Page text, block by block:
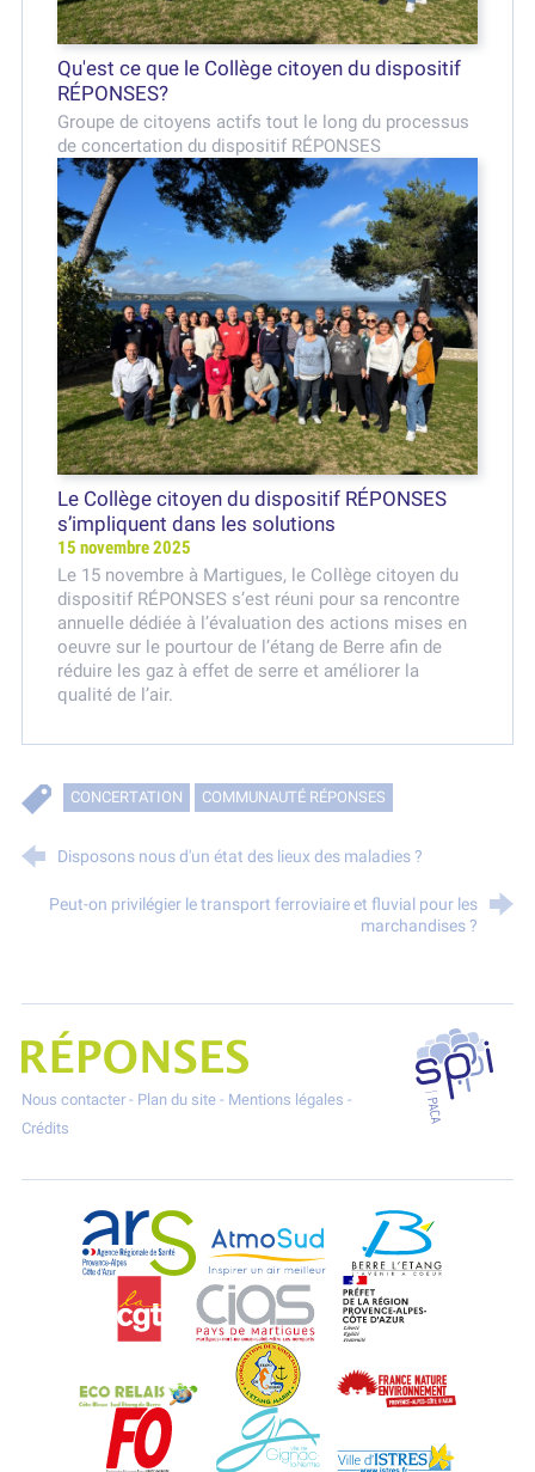
Qu'est ce que le Collège citoyen du dispositif
RÉPONSES?
Groupe de citoyens actifs tout le long du processus
de concertation du dispositif RÉPONSES
Le Collège citoyen du dispositif RÉPONSES
s’impliquent dans les solutions
15 novembre 2025
Le 15 novembre à Martigues, le Collège citoyen du
dispositif RÉPONSES s’est réuni pour sa rencontre
annuelle dédiée à l’évaluation des actions mises en
oeuvre sur le pourtour de l’étang de Berre afin de
réduire les gaz à effet de serre et améliorer la
qualité de l’air.
CONCERTATION COMMUNAUTÉ RÉPONSES
Disposons nous d'un état des lieux des maladies ?
Peut-on privilégier le transport ferroviaire et fluvial pour les
marchandises ?
Projet Réponses - Réduire les POllutioNs en Santé Environnement
Nous contacter- Plan du site- Mentions légales -
Crédits
SPPPI
ARS Paca AtmoSud Berre l'Etang
CIAS
Eco-Relais Côte BleueEtang marin
Force Ouvrière Gignac-la-Nerthe